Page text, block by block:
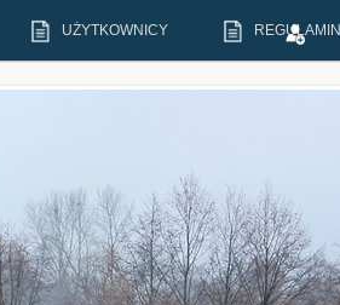
UŻYTKOWNICY REGULAMIN